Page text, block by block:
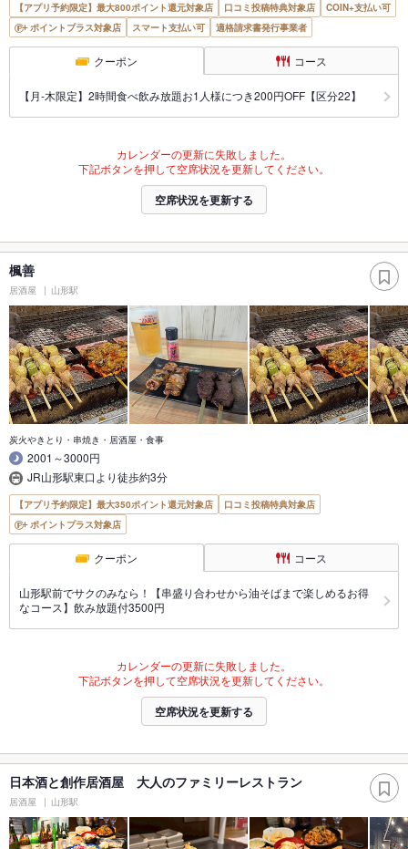
【アプリ予約限定】最大800ポイント還元対象店 口コミ投稿特典対象店
COIN+支払い可
ポイントプラス対象店
スマート支払い可 適格請求書発行事業者
クーポン コース
【月‐木限定】2時間食べ飲み放題お1人様につき200円OFF【区分22】
カレンダーの更新に失敗しました。
下記ボタンを押して空席状況を更新してください。
空席状況を更新する
楓善
居酒屋 山形駅
炭火やきとり・串焼き・居酒屋・食事
2001～3000円
JR山形駅東口より徒歩約3分
【アプリ予約限定】最大350ポイント還元対象店
口コミ投稿特典対象店
ポイントプラス対象店
クーポン コース
山形駅前でサクのみなら！【串盛り合わせから油そばまで楽しめるお得
なコース】飲み放題付3500円
カレンダーの更新に失敗しました。
下記ボタンを押して空席状況を更新してください。
空席状況を更新する
日本酒と創作居酒屋 大人のファミリーレストラン
居酒屋 山形駅